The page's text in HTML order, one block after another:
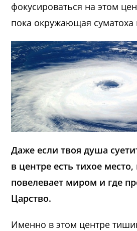
фокусироваться на этом
пока окружающая суматоха
Даже если твоя душа
в центре есть тихое место,
повелевает миром и где
Царство.
Именно в этом центре